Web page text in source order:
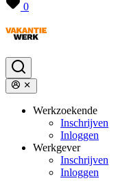
0
Werkzoekende
Inschrijven
Inloggen
Werkgever
Inschrijven
Inloggen